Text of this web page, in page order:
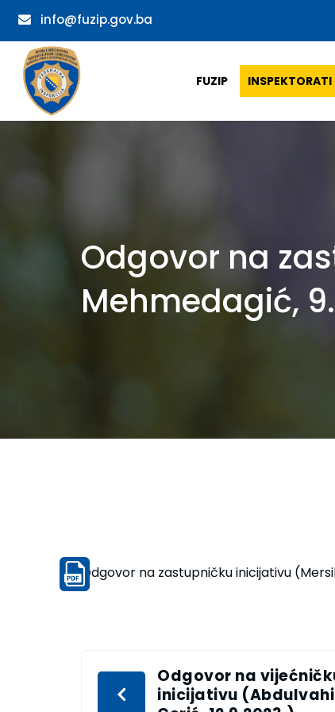
info@fuzip.gov.ba
FUZIP INSPEKTORATI
Odgovor na
Mehmedagić,
Odgovor na zastupničku inicijativu
Odgovor na
inicijativu